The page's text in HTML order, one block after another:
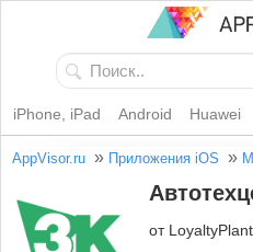
iPhone, iPad Android Huawei
AppVisor.ru » Приложения iOS »
от LoyaltyPlant